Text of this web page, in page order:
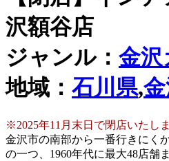
沢額谷店
ジャンル： 金沢
地域： 石川県,
※2025年11月末日で閉店いたしま
金沢市の南部から一番行きにく
の一つ、1960年代に最大48店舗